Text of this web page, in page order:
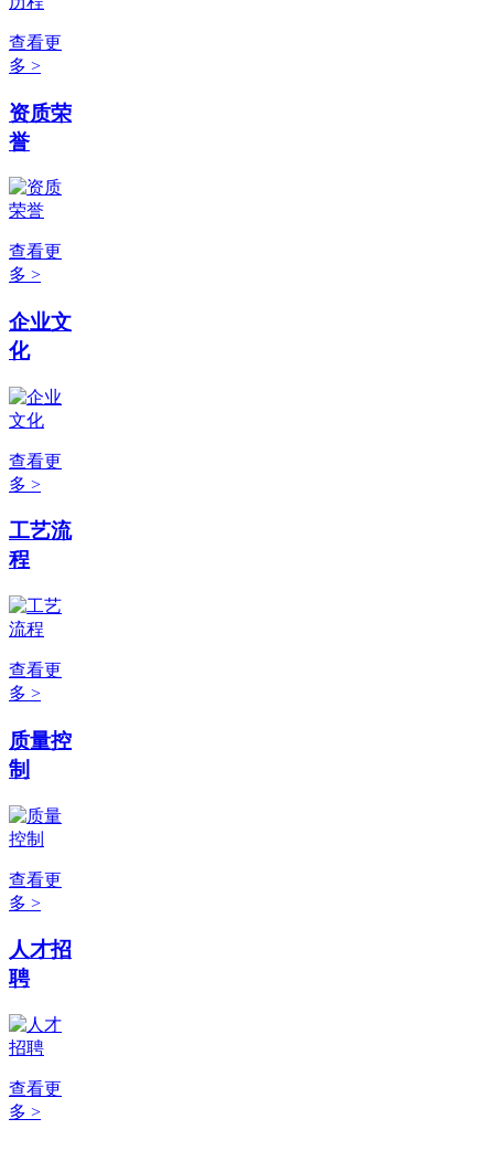
查看更
多 >
资质荣
誉
查看更
多 >
企业文
化
查看更
多 >
工艺流
程
查看更
多 >
质量控
制
查看更
多 >
人才招
聘
查看更
多 >